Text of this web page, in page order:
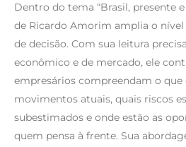
Dentro do tema “Brasil, presente
de Ricardo Amorim amplia o nível
de decisão. Com sua leitura
econômico e de mercado, ele
empresários compreendam o que
movimentos atuais, quais riscos
subestimados e onde estão as
quem pensa à frente. Sua